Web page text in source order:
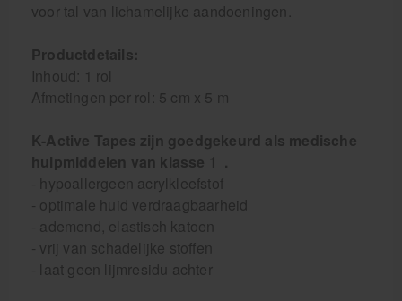
voor tal van lichamelijke aandoeningen.
Productdetails:
Inhoud: 1 rol
Afmetingen per rol: 5 cm x 5 m
K-Active Tapes zijn goedgekeurd als medische
hulpmiddelen van klasse 1 .
- hypoallergeen acrylkleefstof
- optimale huid verdraagbaarheid
- ademend, elastisch katoen
- vrij van schadelijke stoffen
- laat geen lijmresidu achter